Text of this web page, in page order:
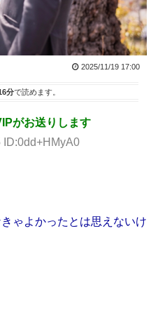
2025/11/19 17:00
分で読めます。
がお送りします
ID:0dd+HMyA0
ゃよかったとは思えないけ